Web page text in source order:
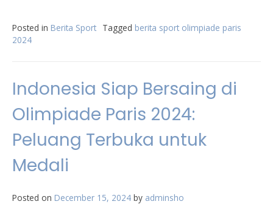
Posted in Berita Sport Tagged berita sport olimpiade paris
2024
Indonesia Siap Bersaing di
Olimpiade Paris 2024:
Peluang Terbuka untuk
Medali
Posted on December 15, 2024 by adminsho